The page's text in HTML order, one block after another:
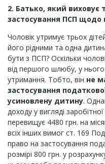
2. Батько, який виховує
застосування ПСП щодо
Чоловік утримує трьох
його рідними та одна
бути з ПСП? Оскільки
від першого шлюбу, у
утримання. Тобто, він не
застосування
усиновлену дитину.
доходу у вигляді
перевищує 4480 грн. на
всіх інших вимог ст. 169
право на застосування
розмірі 800 грн. у